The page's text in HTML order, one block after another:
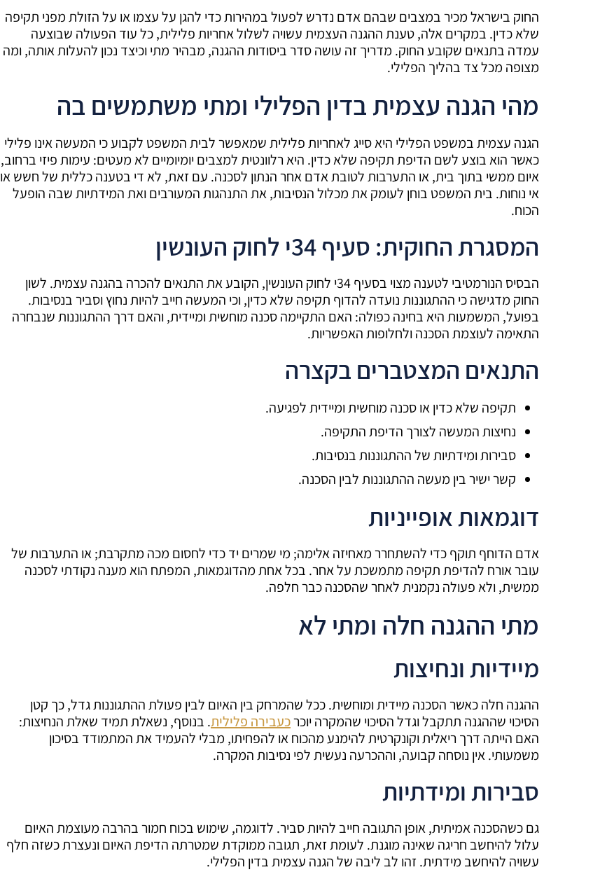
החוק בישראל מכיר במצבים שבהם אדם נדרש לפעול במהירות כדי להגן על עצמו או על הזולת מפני תקיפה
שלא כדין. במקרים אלה, טענת ההגנה העצמית עשויה לשלול אחריות פלילית, כל עוד הפעולה שבוצעה
עמדה בתנאים שקובע החוק. מדריך זה עושה סדר ביסודות ההגנה, מבהיר מתי וכיצד נכון להעלות אותה, ומה
מצופה מכל צד בהליך הפלילי.
מהי הגנה עצמית בדין הפלילי ומתי משתמשים בה
הגנה עצמית במשפט הפלילי היא סייג לאחריות פלילית שמאפשר לבית המשפט לקבוע כי המעשה אינו פלילי
כאשר הוא בוצע לשם הדיפת תקיפה שלא כדין. היא רלוונטית למצבים יומיומיים לא מעטים: עימות פיזי ברחוב,
איום ממשי בתוך בית, או התערבות לטובת אדם אחר הנתון לסכנה. עם זאת, לא די בטענה כללית של חשש או
אי נוחות. בית המשפט בוחן לעומק את מכלול הנסיבות, את התנהגות המעורבים ואת המידתיות שבה הופעל
הכוח.
המסגרת החוקית: סעיף 34י לחוק העונשין
הבסיס הנורמטיבי לטענה מצוי בסעיף 34י לחוק העונשין, הקובע את התנאים להכרה בהגנה עצמית. לשון
החוק מדגישה כי ההתגוננות נועדה להדוף תקיפה שלא כדין, וכי המעשה חייב להיות נחוץ וסביר בנסיבות.
בפועל, המשמעות היא בחינה כפולה: האם התקיימה סכנה מוחשית ומיידית, והאם דרך ההתגוננות שנבחרה
התאימה לעוצמת הסכנה ולחלופות האפשריות.
התנאים המצטברים בקצרה
תקיפה שלא כדין או סכנה מוחשית ומיידית לפגיעה.
נחיצות המעשה לצורך הדיפת התקיפה.
סבירות ומידתיות של ההתגוננות בנסיבות.
קשר ישיר בין מעשה ההתגוננות לבין הסכנה.
דוגמאות אופייניות
אדם הדוחף תוקף כדי להשתחרר מאחיזה אלימה; מי שמרים יד כדי לחסום מכה מתקרבת; או התערבות של
עובר אורח להדיפת תקיפה מתמשכת על אחר. בכל אחת מהדוגמאות, המפתח הוא מענה נקודתי לסכנה
ממשית, ולא פעולה נקמנית לאחר שהסכנה כבר חלפה.
מתי ההגנה חלה ומתי לא
מיידיות ונחיצות
ההגנה חלה כאשר הסכנה מיידית ומוחשית. ככל שהמרחק בין האיום לבין פעולת ההתגוננות גדל, כך קטן
הסיכוי שההגנה תתקבל וגדל הסיכוי שהמקרה יוכרכעבירה פלילית. בנוסף, נשאלת תמיד שאלת הנחיצות:
האם הייתה דרך ריאלית וקונקרטית להימנע מהכוח או להפחיתו, מבלי להעמיד את המתמודד בסיכון
משמעותי. אין נוסחה קבועה, וההכרעה נעשית לפי נסיבות המקרה.
סבירות ומידתיות
גם כשהסכנה אמיתית, אופן התגובה חייב להיות סביר. לדוגמה, שימוש בכוח חמור בהרבה מעוצמת האיום
עלול להיחשב חריגה שאינה מוגנת. לעומת זאת, תגובה ממוקדת שמטרתה הדיפת האיום ונעצרת כשזה חלף
עשויה להיחשב מידתית. זהו לב ליבה של הגנה עצמית בדין הפלילי.